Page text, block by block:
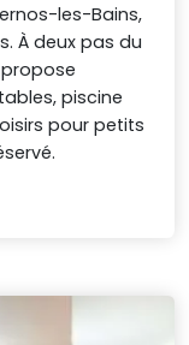
les-Bains,
À deux pas du
propose
piscine
pour petits